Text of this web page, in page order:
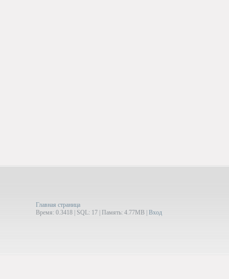
Главная страница
Время: 0.3418 | SQL: 17 | Память: 4.77MB Вход